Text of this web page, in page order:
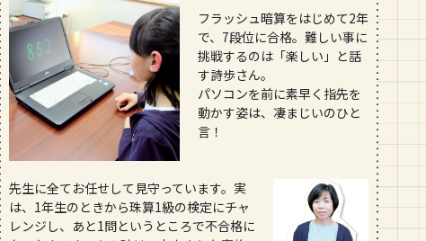
フラッシュ暗算をはじめて2年
で、7段位に合格。難しい事に
挑戦するのは「楽しい」と話
す詩歩さん。
パソコンを前に素早く指先を
動かす姿は、凄まじいのひと
言！
先生に全てお任せして見守っています。実
は、1年生のときから珠算1級の検定にチャ
レンジし、あと1問というところで不合格に